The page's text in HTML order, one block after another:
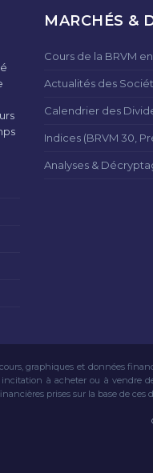
MARCHÉS &
Cours de la BRVM
Actualités des
Calendrier des
Indices (BRVM 30,
Analyses &
graphiques et données
à acheter ou à vendre
prises sur la base de ces